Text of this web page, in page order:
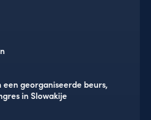
een georganiseerde beurs,
in Slowakije